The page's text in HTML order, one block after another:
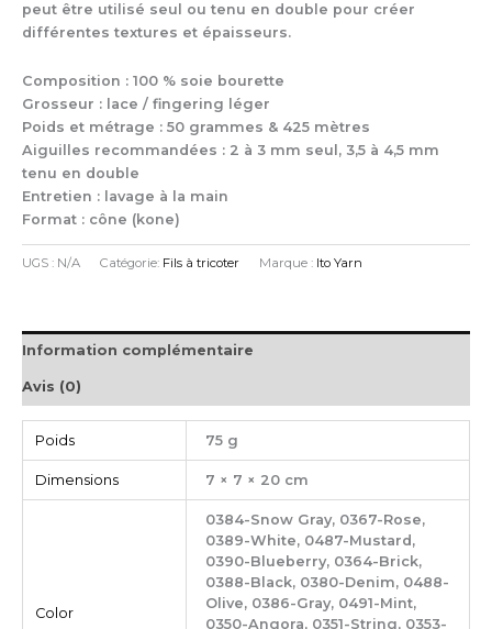
peut être utilisé seul ou tenu en double pour créer
différentes textures et épaisseurs.
Composition : 100 % soie bourette
Grosseur : lace / fingering léger
Poids et métrage : 50 grammes & 425 mètres
Aiguilles recommandées : 2 à 3 mm seul, 3,5 à 4,5 mm
tenu en double
Entretien : lavage à la main
Format : cône (kone)
UGS : N/A Catégorie: Fils à tricoter Marque : Ito Yarn
Information complémentaire
Avis (0)
Poids 75 g
Dimensions 7 × 7 × 20 cm
Color
0384-Snow Gray, 0367-Rose,
0389-White, 0487-Mustard,
0390-Blueberry, 0364-Brick,
0388-Black, 0380-Denim, 0488-
Olive, 0386-Gray, 0491-Mint,
0350-Angora, 0351-String, 0353-